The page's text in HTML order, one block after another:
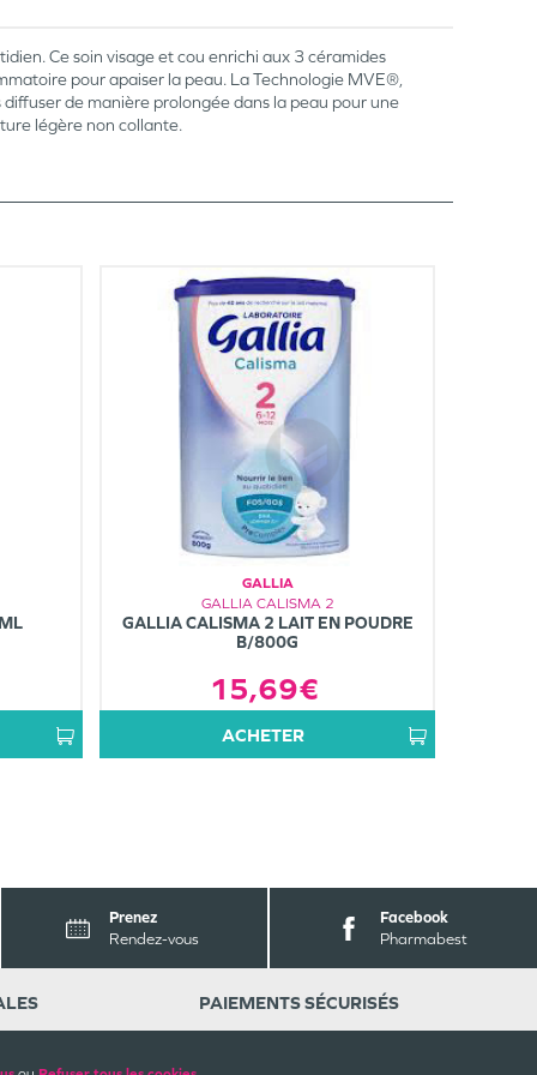
Ce soin visage et cou enrichi aux 3 céramides
pour apaiser la peau. La Technologie MVE®,
de manière prolongée dans la peau pour une
légère non collante.
GALLIA
GALLIA CALISMA 2
GALLIA CALISMA 2 LAIT EN POUDRE
B/800G
15,69€
ACHETER
Prenez
Rendez-vous
Facebook
Pharmabest
PAIEMENTS SÉCURISÉS